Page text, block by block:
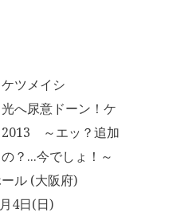
ツメイシ
へ尿意ドーン！ケ
2013 ～エッ？追加
？...今でしょ！～
ル (大阪府)
4日(日)